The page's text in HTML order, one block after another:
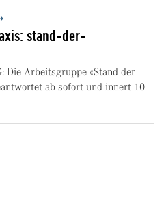
stand-der-
Die Arbeitsgruppe «Stand der
ab sofort und innert 10